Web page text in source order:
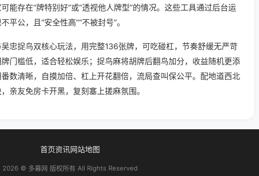
能存在“牌特别好”或“透视他人牌型”的情况。这些工具通过后台运
平公，且“安全性高”“不被封号”。
忠捉鸟双核心玩法，用完整136张牌，可吃碰杠，节奏舒缓无严苛
门槛低，适合轻松娱乐；捉鸟麻将胡牌后翻鸟加分，收益随机更添
数清晰，自摸加倍、杠上开花翻倍，流局查叫保公平。配地道西北
亲友免房卡开黑，复刻塞上搓麻氛围。
首页资讯网站地图
2026 © 多幕网 版权所有 All Rights Reserved